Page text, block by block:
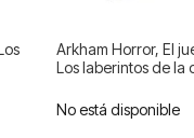
Arkham Horror, El
Los laberintos de la
No está disponible